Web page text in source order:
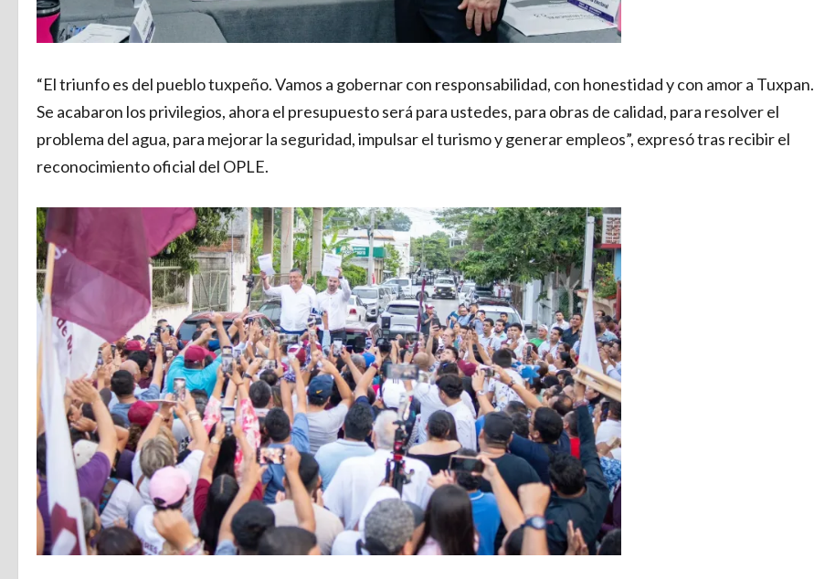
“El triunfo es del pueblo tuxpeño. Vamos a gobernar con responsabilidad, con honestidad y con amor a Tuxpan.
Se acabaron los privilegios, ahora el presupuesto será para ustedes, para obras de calidad, para resolver el
problema del agua, para mejorar la seguridad, impulsar el turismo y generar empleos”, expresó tras recibir el
reconocimiento oficial del OPLE.